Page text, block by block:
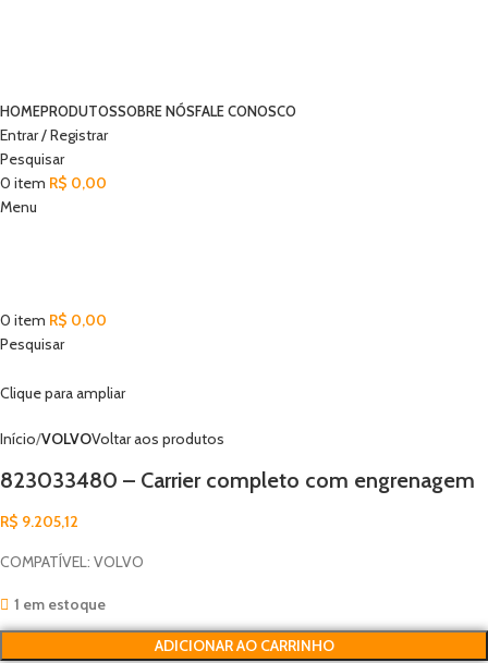
HOMEPRODUTOSSOBRE NÓSFALE CONOSCO
Entrar / Registrar
Pesquisar
0 item R$ 0,00
Menu
0 item R$ 0,00
Pesquisar
Clique para ampliar
Início VOLVOVoltar aos produtos
823033480 – Carrier completo com engrenagem
R$ 9.205,12
COMPATÍVEL: VOLVO
1 em estoque
ADICIONAR AO CARRINHO